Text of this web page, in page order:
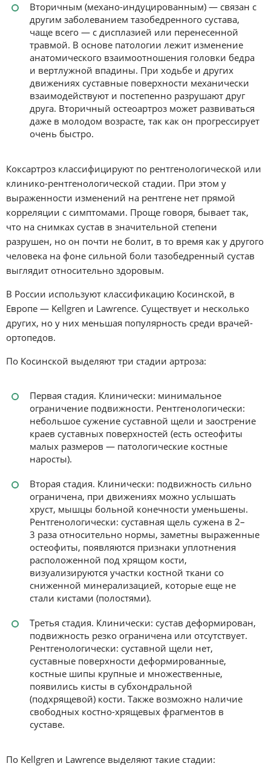
Вторичным (механо-индуцированным) — связан с
другим заболеванием тазобедренного сустава,
чаще всего — с дисплазией или перенесенной
травмой. В основе патологии лежит изменение
анатомического взаимоотношения головки бедра
и вертлужной впадины. При ходьбе и других
движениях суставные поверхности механически
взаимодействуют и постепенно разрушают друг
друга. Вторичный остеоартроз может развиваться
даже в молодом возрасте, так как он прогрессирует
очень быстро.
Коксартроз классифицируют по рентгенологической или
клинико-рентгенологической стадии. При этом у
выраженности изменений на рентгене нет прямой
корреляции с симптомами. Проще говоря, бывает так,
что на снимках сустав в значительной степени
разрушен, но он почти не болит, в то время как у другого
человека на фоне сильной боли тазобедренный сустав
выглядит относительно здоровым.
В России используют классификацию Косинской, в
Европе — Kellgren и Lawrence. Существует и несколько
других, но у них меньшая популярность среди врачей-
ортопедов.
По Косинской выделяют три стадии артроза:
Первая стадия. Клинически: минимальное
ограничение подвижности. Рентгенологически:
небольшое сужение суставной щели и заострение
краев суставных поверхностей (есть остеофиты
малых размеров — патологические костные
наросты).
Вторая стадия. Клинически: подвижность сильно
ограничена, при движениях можно услышать
хруст, мышцы больной конечности уменьшены.
Рентгенологически: суставная щель сужена в 2–
3 раза относительно нормы, заметны выраженные
остеофиты, появляются признаки уплотнения
расположенной под хрящом кости,
визуализируются участки костной ткани со
сниженной минерализацией, которые еще не
стали кистами (полостями).
Третья стадия. Клинически: сустав деформирован,
подвижность резко ограничена или отсутствует.
Рентгенологически: суставной щели нет,
суставные поверхности деформированные,
костные шипы крупные и множественные,
появились кисты в субхондральной
(подхрящевой) кости. Также возможно наличие
свободных костно-хрящевых фрагментов в
суставе.
По Kellgren и Lawrence выделяют такие стадии: